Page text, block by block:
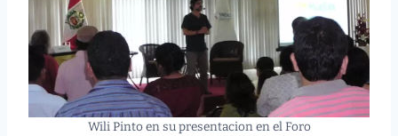
Wili Pinto en su presentacion en el Foro